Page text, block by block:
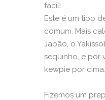
fácil!
Este é um tipo
comum. Mais
Japão, o
sequinho, e por
kewpie por cima.
Fizemos um